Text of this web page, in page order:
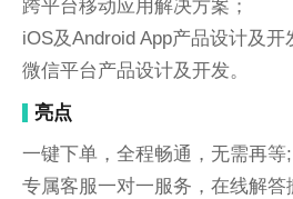
跨平台移动应用解决方案；
iOS及Android App产品设计及开
微信平台产品设计及开发。
亮点
一键下单，全程畅通，无需再等;
专属客服一对一服务，在线解答